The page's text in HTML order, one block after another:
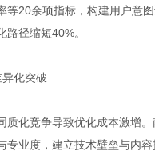
等20余项指标，构建用户意
路径缩短40%。
化突破
质化竞争导致优化成本激增
专业度，建立技术壁垒与内